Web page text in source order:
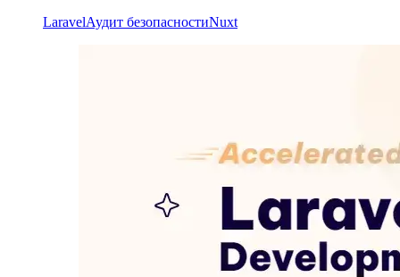
LaravelАудит безопасностиNuxt